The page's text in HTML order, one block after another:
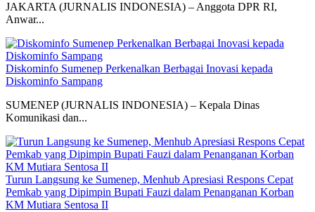
JAKARTA (JURNALIS INDONESIA) – Anggota DPR RI,
Anwar...
Diskominfo Sumenep Perkenalkan Berbagai Inovasi kepada
Diskominfo Sampang
SUMENEP (JURNALIS INDONESIA) – Kepala Dinas
Komunikasi dan...
Turun Langsung ke Sumenep, Menhub Apresiasi Respons Cepat
Pemkab yang Dipimpin Bupati Fauzi dalam Penanganan Korban
KM Mutiara Sentosa II